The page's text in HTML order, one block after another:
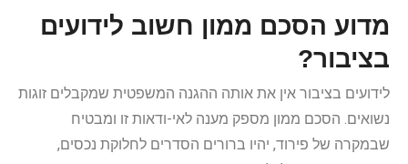
מדוע הסכם ממון חשוב לידועים
בציבור?
לידועים בציבור אין את אותה ההגנה המשפטית שמקבלים זוגות
נשואים. הסכם ממון מספק מענה לאי-ודאות זו ומבטיח
שבמקרה של פירוד, יהיו ברורים הסדרים לחלוקת נכסים,